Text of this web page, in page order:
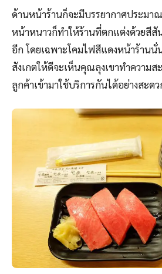
ด้านหน้าร้านก็จะมีบรรยากาศประมา
หน้าหนาวก็ทำให้ร้านที่ตกแต่งด้วยสีสั
อีก โดยเฉพาะโคมไฟสีแดงหน้าร้าน
สังเกตให้ดีจะเห็นคุณลุงเขาทำความ
ลูกค้าเข้ามาใช้บริการกันได้อย่างสะด